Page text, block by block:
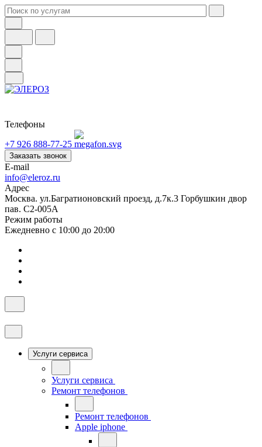
Телефоны
+7 926 888-77-25
Заказать звонок
E-mail
info@eleroz.ru
Адрес
Москва. ул.Багратионовский проезд, д.7к.3 Горбушкин двор
пав. C2-005A
Режим работы
Ежедневно с 10:00 до 20:00
Услуги сервиса
Услуги сервиса
Ремонт телефонов
Ремонт телефонов
Apple iphone